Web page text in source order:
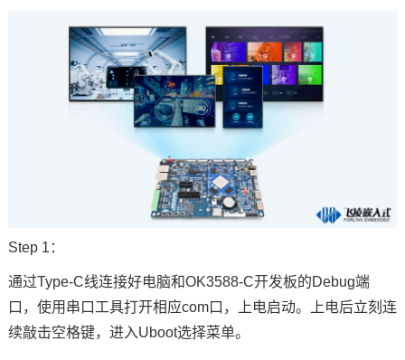
Step 1：
通过Type-C线连接好电脑和OK3588-C开发板的Debug端
口，使用串口工具打开相应com口，上电启动。上电后立刻连
续敲击空格键，进入Uboot选择菜单。